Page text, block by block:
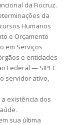
da Fiocruz.
da
Humanos
e Orçamento
em Serviços
e entidades
Federal — SIPEC
servidor ativo,
existência dos
sua última